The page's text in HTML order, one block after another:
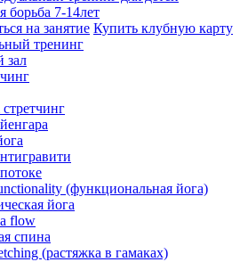
борьба 7-14лет
на занятие Купить клубную карту
тренинг
зал
(функциональная йога)
йога
flow
спина
(растяжка в гамаках)